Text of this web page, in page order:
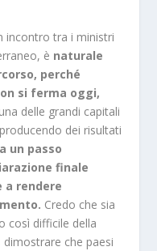
incontro tra i ministri
è naturale
perché
si ferma oggi,
delle grandi capitali
dei risultati
a un passo
finale
a rendere
Credo che sia
così difficile della
che paesi